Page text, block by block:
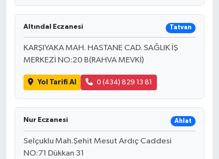
Altındal Eczanesi Tatvan
KARŞIYAKA MAH. HASTANE CAD. SAĞLIK İŞ
MERKEZİ NO:20 B(RAHVA MEVKİ)
Yol Tarifi Al 0 (434) 829 13 81
Nur Eczanesi Ahlat
Selçuklu Mah.Şehit Mesut Ardıç Caddesi
NO:71 Dükkan 31